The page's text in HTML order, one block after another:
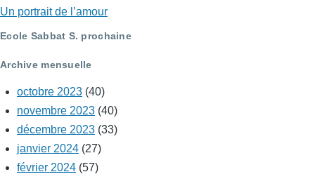
Un portrait de l’amour
Ecole Sabbat S. prochaine
Archive mensuelle
octobre 2023 (40)
novembre 2023 (40)
décembre 2023 (33)
janvier 2024 (27)
février 2024 (57)